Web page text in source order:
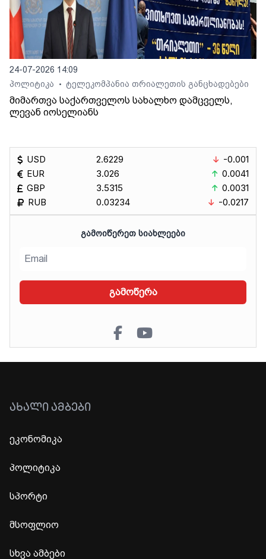
24-07-2026 14:09
პოლიტიკა
• ტელეკომპანია თრიალეთის განცხადებები
მიმართვა საქართველოს სახალხო დამცველს,
ლევან იოსელიანს
USD
EUR
GBP
RUB
2.6229
3.026
3.5315
0.03234
-0.001
0.0041
0.0031
-0.0217
ᲒᲐᲛᲝᲘᲬᲔᲠᲔᲗ ᲡᲘᲐᲮᲚᲔᲔᲑᲘ
გამოწერა
ᲐᲮᲐᲚᲘ ᲐᲛᲑᲔᲑᲘ
ეკონომიკა
პოლიტიკა
სპორტი
მსოფლიო
სხვა ამბები